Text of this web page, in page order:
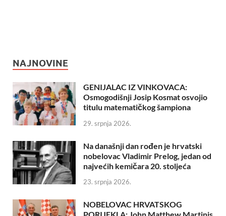
NAJNOVINE
GENIJALAC IZ VINKOVACA:
Osmogodišnji Josip Kosmat osvojio
titulu matematičkog šampiona
29. srpnja 2026.
Na današnji dan rođen je hrvatski
nobelovac Vladimir Prelog, jedan od
najvećih kemičara 20. stoljeća
23. srpnja 2026.
NOBELOVAC HRVATSKOG